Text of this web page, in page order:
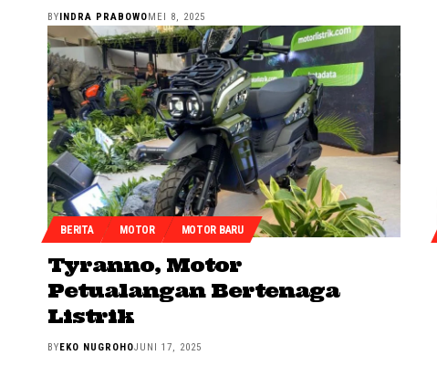
BY INDRA PRABOWO MEI 8, 2025
BERITA MOTOR MOTOR BARU
Tyranno, Motor
Petualangan Bertenaga
Listrik
BY EKO NUGROHOJUNI 17, 2025